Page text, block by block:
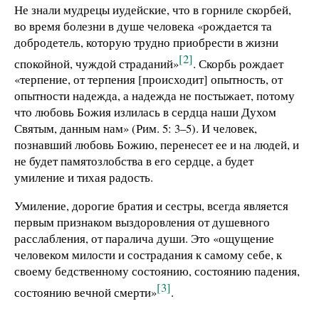
Не знали мудрецы иудейские, что в горниле скорбей,
во время болезни в душе человека «рождается та
добродетель, которую трудно приобрести в жизни
спокойной, чуждой страданий»[2]. Скорбь рождает
«терпение, от терпения [происходит] опытность, от
опытности надежда, а надежда не постыжает, потому
что любовь Божия излилась в сердца наши Духом
Святым, данным нам» (Рим. 5: 3–5). И человек,
познавший любовь Божию, перенесет ее и на людей, и
не будет памятозлобства в его сердце, а будет
умиление и тихая радость.
Умиление, дорогие братия и сестры, всегда является
первым признаком выздоровления от душевного
расслабления, от паралича души. Это «ощущение
человеком милости и сострадания к самому себе, к
своему бедственному состоянию, состоянию падения,
состоянию вечной смерти»[3].